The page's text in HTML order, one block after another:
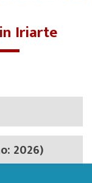
Iriarte
2026)